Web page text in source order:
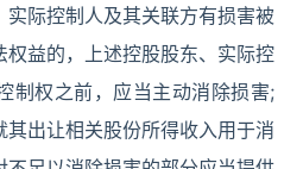
际控制人及其关联方有损害被
权益的，上述控股股东、实际控
制权之前，应当主动消除损害;
出让相关股份所得收入用于消